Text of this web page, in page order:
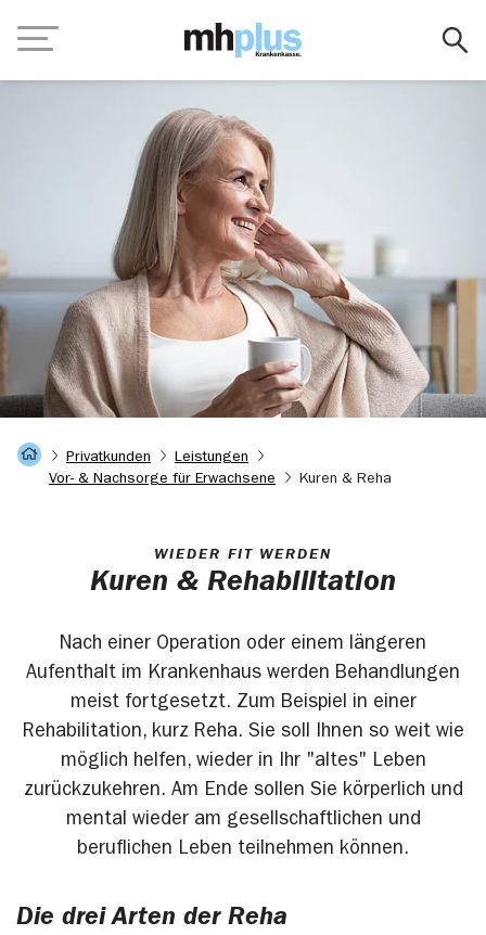
Navigation
Startseite
Privatkunden
Leistungen
Vor- & Nachsorge für Erwachsene
Kuren & Reha
WIEDER FIT WERDEN
Kuren & Rehabilitation
Nach einer Operation oder einem längeren
Aufenthalt im Krankenhaus werden Behandlungen
meist fortgesetzt. Zum Beispiel in einer
Rehabilitation, kurz Reha. Sie soll Ihnen so weit wie
möglich helfen, wieder in Ihr "altes" Leben
zurückzukehren. Am Ende sollen Sie körperlich und
mental wieder am gesellschaftlichen und
beruflichen Leben teilnehmen können.
Die drei Arten der Reha